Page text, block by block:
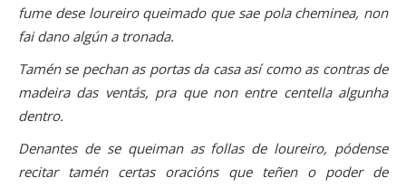
fume dese loureiro queimado que sae pola cheminea, non
fai dano algún a tronada.
Tamén se pechan as portas da casa así como as contras de
madeira das ventás, pra que non entre centella algunha
dentro.
Denantes de se queiman as follas de loureiro, pódense
recitar tamén certas oracións que teñen o poder de